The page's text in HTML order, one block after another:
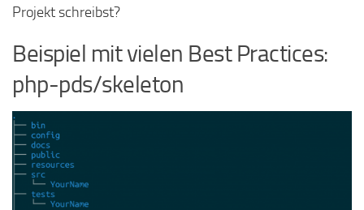
Projekt schreibst?
Beispiel mit vielen Best Practices:
php-pds/skeleton